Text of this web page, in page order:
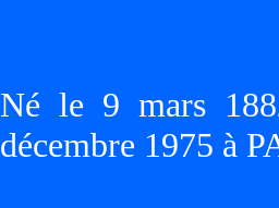
Né le 9 mars
décembre 1975 à